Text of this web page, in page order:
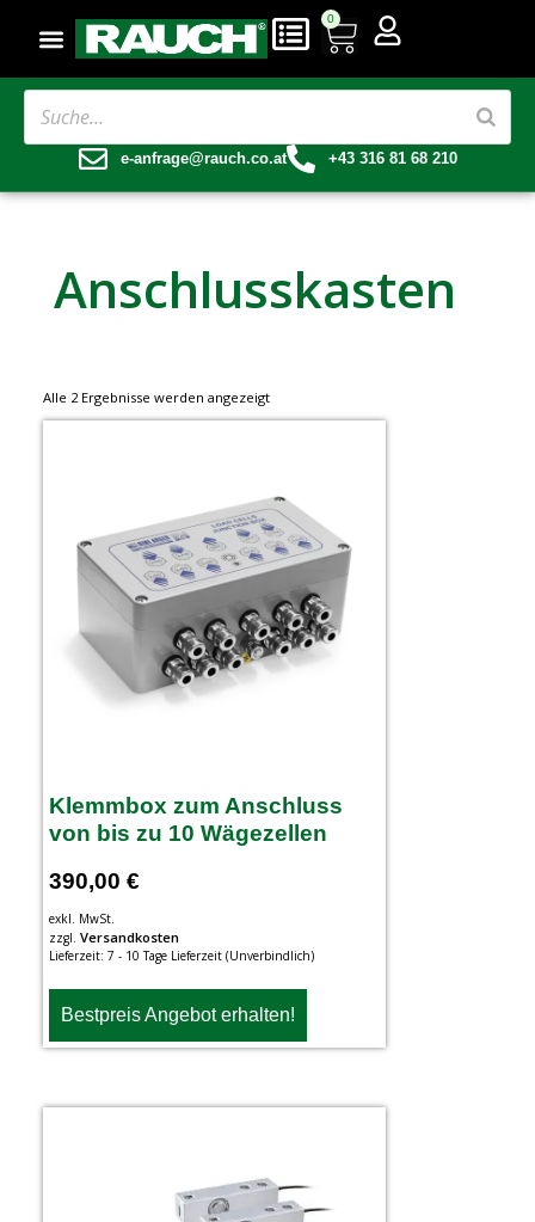
0
e-anfrage@rauch.co.at +43 316 81 68 210
Anschlusskasten
Alle 2 Ergebnisse werden angezeigt
Klemmbox zum Anschluss
von bis zu 10 Wägezellen
390,00 €
exkl. MwSt.
zzgl. Versandkosten
Lieferzeit: 7 - 10 Tage Lieferzeit (Unverbindlich)
Bestpreis Angebot erhalten!